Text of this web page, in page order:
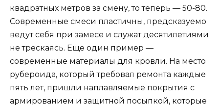
квадратных метров за смену, то теперь — 50-80.
Современные смеси пластичны, предсказуемо
ведут себя при замесе и служат десятилетиями
не трескаясь. Еще один пример —
современные материалы для кровли. На место
рубероида, который требовал ремонта каждые
пять лет, пришли наплавляемые покрытия с
армированием и защитной посыпкой, которые